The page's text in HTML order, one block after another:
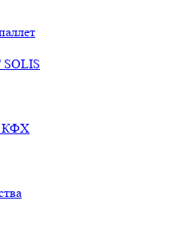
SOLIS
КФХ